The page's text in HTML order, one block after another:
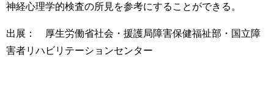
神経心理学的検査の所見を参考にすることができる。
出展： 厚生労働省社会・援護局障害保健福祉部・国立障
害者リハビリテーションセンター